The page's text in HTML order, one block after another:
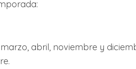
abril, noviembre y